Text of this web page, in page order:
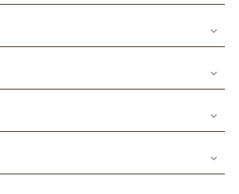



